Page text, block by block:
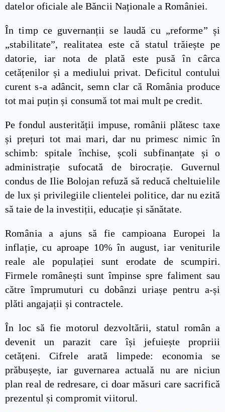
datelor oficiale ale Băncii Naționale a României.
În timp ce guvernanții se laudă cu „reforme” și
„stabilitate”, realitatea este că statul trăiește pe
datorie, iar nota de plată este pusă în cârca
cetățenilor și a mediului privat. Deficitul contului
curent s-a adâncit, semn clar că România produce
tot mai puțin și consumă tot mai mult pe credit.
Pe fondul austerității impuse, românii plătesc taxe
și prețuri tot mai mari, dar nu primesc nimic în
schimb: spitale închise, școli subfinanțate și o
administrație sufocată de birocrație. Guvernul
condus de Ilie Bolojan refuză să reducă cheltuielile
de lux și privilegiile clientelei politice, dar nu ezită
să taie de la investiții, educație și sănătate.
România a ajuns să fie campioana Europei la
inflație, cu aproape 10% în august, iar veniturile
reale ale populației sunt erodate de scumpiri.
Firmele românești sunt împinse spre faliment sau
către împrumuturi cu dobânzi uriașe pentru a-și
plăti angajații și contractele.
În loc să fie motorul dezvoltării, statul român a
devenit un parazit care își jefuiește propriii
cetățeni. Cifrele arată limpede: economia se
prăbușește, iar guvernarea actuală nu are niciun
plan real de redresare, ci doar măsuri care sacrifică
prezentul și compromit viitorul.